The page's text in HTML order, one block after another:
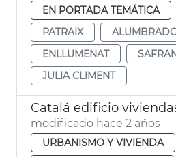
EN PORTADA TEMÁTICA
PATRAIX
ENLLUMENAT
JULIA CLIMENT
modificado hace 2 años
URBANISMO Y VIVIENDA